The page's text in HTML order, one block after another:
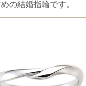
の結婚指輪です。